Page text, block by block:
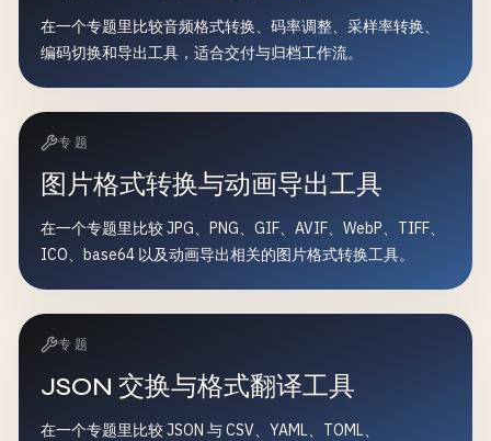
在一个专题里比较音频格式转换、码率调整、采样率转换、
编码切换和导出工具，适合交付与归档工作流。
专题
图片格式转换与动画导出工具
在一个专题里比较 JPG、PNG、GIF、AVIF、WebP、TIFF、
ICO、base64 以及动画导出相关的图片格式转换工具。
专题
JSON 交换与格式翻译工具
在一个专题里比较 JSON 与 CSV、YAML、TOML、